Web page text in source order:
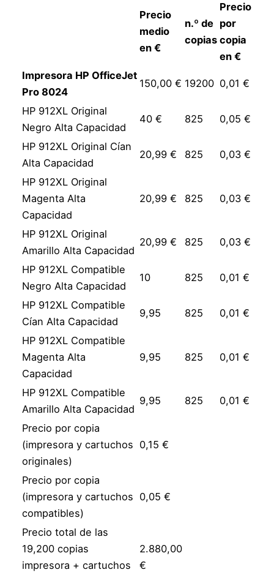
Precio
medio
en €
n.º de
copias
Precio
por
copia
en €
Impresora HP OfficeJet
Pro 8024
150,00 € 19200 0,01 €
HP 912XL Original
Negro Alta Capacidad
40 € 825 0,05 €
HP 912XL Original Cían
Alta Capacidad
20,99 € 825 0,03 €
HP 912XL Original
Magenta Alta
Capacidad
20,99 € 825 0,03 €
HP 912XL Original
Amarillo Alta Capacidad
20,99 € 825 0,03 €
HP 912XL Compatible
Negro Alta Capacidad
10 825 0,01 €
HP 912XL Compatible
Cían Alta Capacidad
9,95 825 0,01 €
HP 912XL Compatible
Magenta Alta
Capacidad
9,95 825 0,01 €
HP 912XL Compatible
Amarillo Alta Capacidad
9,95 825 0,01 €
Precio por copia
(impresora y cartuchos
originales)
0,15 €
Precio por copia
(impresora y cartuchos
compatibles)
0,05 €
Precio total de las
19,200 copias
impresora + cartuchos
2.880,00
€